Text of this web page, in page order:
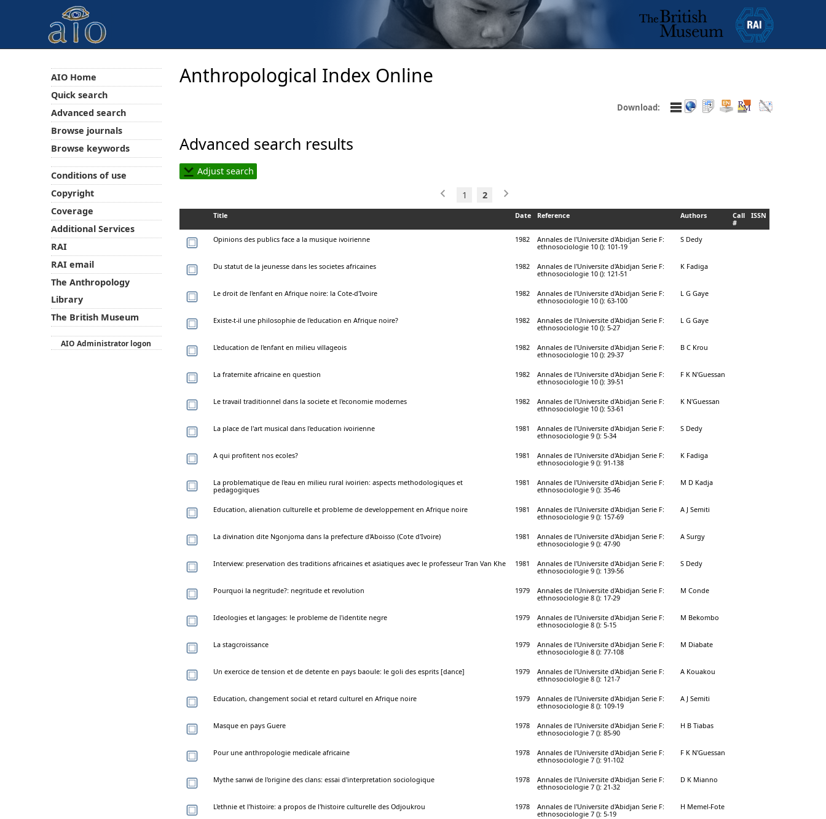
Anthropological Index Online
Download:
Advanced search results
Adjust search
1 2
Title Date Reference Authors
Call
#
ISSN
Opinions des publics face a la musique ivoirienne 1982
Annales de l'Universite d'Abidjan Serie F:
ethnosociologie 10 (): 101-19
S Dedy
Du statut de la jeunesse dans les societes africaines 1982
Annales de l'Universite d'Abidjan Serie F:
ethnosociologie 10 (): 121-51
K Fadiga
Le droit de l'enfant en Afrique noire: la Cote-d'Ivoire 1982
Annales de l'Universite d'Abidjan Serie F:
ethnosociologie 10 (): 63-100
L G Gaye
Existe-t-il une philosophie de l'education en Afrique noire? 1982
Annales de l'Universite d'Abidjan Serie F:
ethnosociologie 10 (): 5-27
L G Gaye
L'education de l'enfant en milieu villageois 1982
Annales de l'Universite d'Abidjan Serie F:
ethnosociologie 10 (): 29-37
B C Krou
La fraternite africaine en question 1982
Annales de l'Universite d'Abidjan Serie F:
ethnosociologie 10 (): 39-51
F K N'Guessan
Le travail traditionnel dans la societe et l'economie modernes 1982
Annales de l'Universite d'Abidjan Serie F:
ethnosociologie 10 (): 53-61
K N'Guessan
La place de l'art musical dans l'education ivoirienne 1981
Annales de l'Universite d'Abidjan Serie F:
ethnosociologie 9 (): 5-34
S Dedy
A qui profitent nos ecoles? 1981
Annales de l'Universite d'Abidjan Serie F:
ethnosociologie 9 (): 91-138
K Fadiga
La problematique de l'eau en milieu rural ivoirien: aspects methodologiques et
pedagogiques
1981
Annales de l'Universite d'Abidjan Serie F:
ethnosociologie 9 (): 35-46
M D Kadja
Education, alienation culturelle et probleme de developpement en Afrique noire 1981
Annales de l'Universite d'Abidjan Serie F:
ethnosociologie 9 (): 157-69
A J Semiti
La divination dite Ngonjoma dans la prefecture d'Aboisso (Cote d'Ivoire) 1981
Annales de l'Universite d'Abidjan Serie F:
ethnosociologie 9 (): 47-90
A Surgy
Interview: preservation des traditions africaines et asiatiques avec le professeur Tran Van Khe 1981
Annales de l'Universite d'Abidjan Serie F:
ethnosociologie 9 (): 139-56
S Dedy
Pourquoi la negritude?: negritude et revolution 1979
Annales de l'Universite d'Abidjan Serie F:
ethnosociologie 8 (): 17-29
M Conde
Ideologies et langages: le probleme de l'identite negre 1979
Annales de l'Universite d'Abidjan Serie F:
ethnosociologie 8 (): 5-15
M Bekombo
La stagcroissance 1979
Annales de l'Universite d'Abidjan Serie F:
ethnosociologie 8 (): 77-108
M Diabate
Un exercice de tension et de detente en pays baoule: le goli des esprits [dance] 1979
Annales de l'Universite d'Abidjan Serie F:
ethnosociologie 8 (): 121-7
A Kouakou
Education, changement social et retard culturel en Afrique noire 1979
Annales de l'Universite d'Abidjan Serie F:
ethnosociologie 8 (): 109-19
A J Semiti
Masque en pays Guere 1978
Annales de l'Universite d'Abidjan Serie F:
ethnosociologie 7 (): 85-90
H B Tiabas
Pour une anthropologie medicale africaine 1978
Annales de l'Universite d'Abidjan Serie F:
ethnosociologie 7 (): 91-102
F K N'Guessan
Mythe sanwi de l'origine des clans: essai d'interpretation sociologique 1978
Annales de l'Universite d'Abidjan Serie F:
ethnosociologie 7 (): 21-32
D K Mianno
L'ethnie et l'histoire: a propos de l'histoire culturelle des Odjoukrou 1978
Annales de l'Universite d'Abidjan Serie F:
ethnosociologie 7 (): 5-19
H Memel-Fote
AIO Home
Quick search
Advanced search
Browse journals
Browse keywords
Conditions of use
Copyright
Coverage
Additional Services
RAI
RAI email
The Anthropology
Library
The British Museum
AIO Administrator logon